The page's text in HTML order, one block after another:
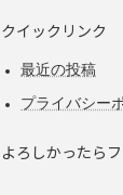
クイックリンク
最近の投稿
プライバシー
よろしかったら